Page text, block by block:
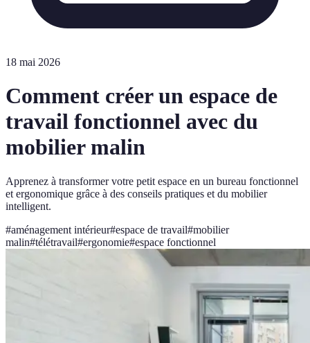
18 mai 2026
Comment créer un espace de
travail fonctionnel avec du
mobilier malin
Apprenez à transformer votre petit espace en un bureau fonctionnel
et ergonomique grâce à des conseils pratiques et du mobilier
intelligent.
#aménagement intérieur#espace de travail#mobilier
malin#télétravail#ergonomie#espace fonctionnel